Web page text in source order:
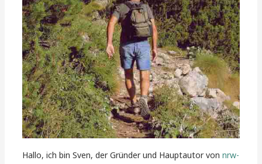
Hallo, ich bin Sven, der Gründer und Hauptautor vonnrw-